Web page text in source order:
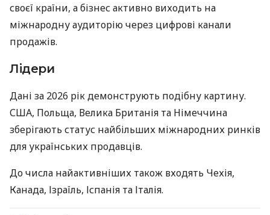
своєї країни, а бізнес активно виходить на
міжнародну аудиторію через цифрові канали
продажів.
Лідери
Дані за 2026 рік демонструють подібну картину.
США, Польща, Велика Британія та Німеччина
зберігають статус найбільших міжнародних ринків
для українських продавців.
До числа найактивніших також входять Чехія,
Канада, Ізраїль, Іспанія та Італія.